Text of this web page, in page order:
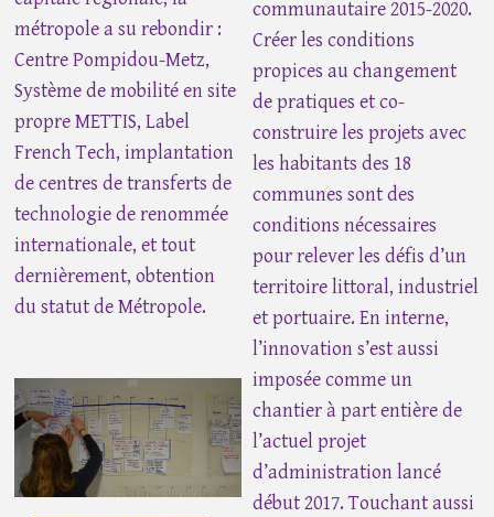
métropole a su rebondir :
Centre Pompidou-Metz,
Système de mobilité en site
propre METTIS, Label
French Tech, implantation
de centres de transferts de
technologie de renommée
internationale, et tout
dernièrement, obtention
du statut de Métropole.
communautaire 2015-2020.
Créer les conditions
propices au changement
de pratiques et co-
construire les projets avec
les habitants des 18
communes sont des
conditions nécessaires
pour relever les défis d’un
territoire littoral, industriel
et portuaire. En interne,
l’innovation s’est aussi
imposée comme un
chantier à part entière de
l’actuel projet
d’administration lancé
début 2017. Touchant aussi